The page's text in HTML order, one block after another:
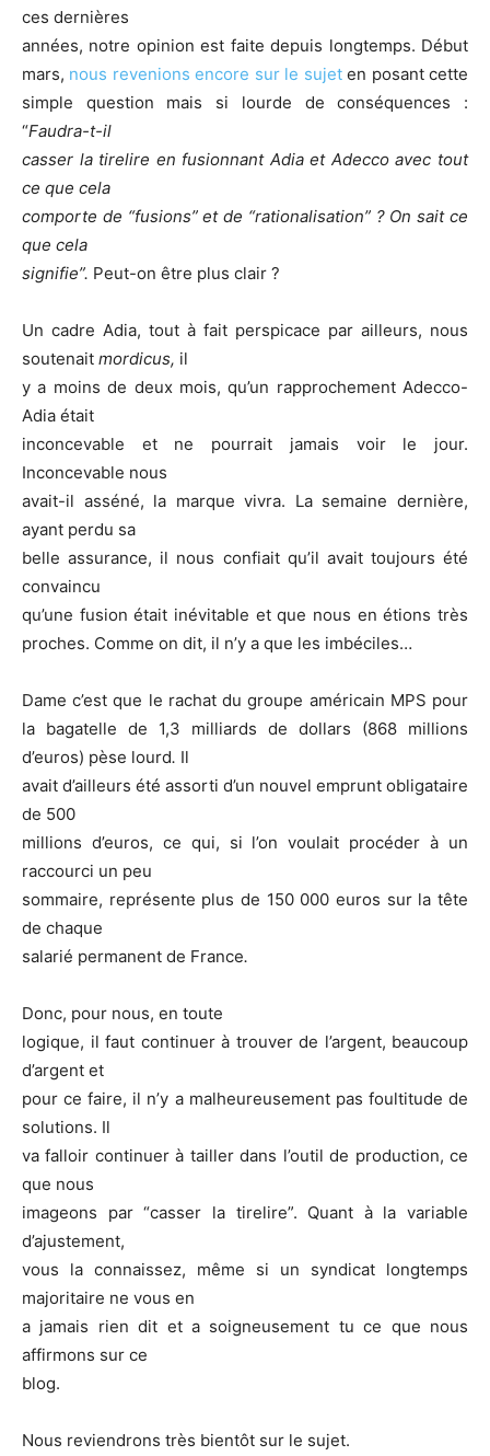
ces dernières
années, notre opinion est faite depuis longtemps. Début
mars, nous revenions encore sur le sujeten posant cette
simple question mais si lourde de conséquences :
“Faudra-t-il
casser la tirelire en fusionnant Adia et Adecco avec tout
ce que cela
comporte de “fusions” et de “rationalisation” ? On sait ce
que cela
signifie”. Peut-on être plus clair ?
Un cadre Adia, tout à fait perspicace par ailleurs, nous
soutenait mordicus, il
y a moins de deux mois, qu’un rapprochement Adecco-
Adia était
inconcevable et ne pourrait jamais voir le jour.
Inconcevable nous
avait-il asséné, la marque vivra. La semaine dernière,
ayant perdu sa
belle assurance, il nous confiait qu’il avait toujours été
convaincu
qu’une fusion était inévitable et que nous en étions très
proches. Comme on dit, il n’y a que les imbéciles…
Dame c’est que le rachat du groupe américain MPS pour
la bagatelle de 1,3 milliards de dollars (868 millions
d’euros) pèse lourd. Il
avait d’ailleurs été assorti d’un nouvel emprunt obligataire
de 500
millions d’euros, ce qui, si l’on voulait procéder à un
raccourci un peu
sommaire, représente plus de 150 000 euros sur la tête
de chaque
salarié permanent de France.
Donc, pour nous, en toute
logique, il faut continuer à trouver de l’argent, beaucoup
d’argent et
pour ce faire, il n’y a malheureusement pas foultitude de
solutions. Il
va falloir continuer à tailler dans l’outil de production, ce
que nous
imageons par “casser la tirelire”. Quant à la variable
d’ajustement,
vous la connaissez, même si un syndicat longtemps
majoritaire ne vous en
a jamais rien dit et a soigneusement tu ce que nous
affirmons sur ce
blog.
Nous reviendrons très bientôt sur le sujet.